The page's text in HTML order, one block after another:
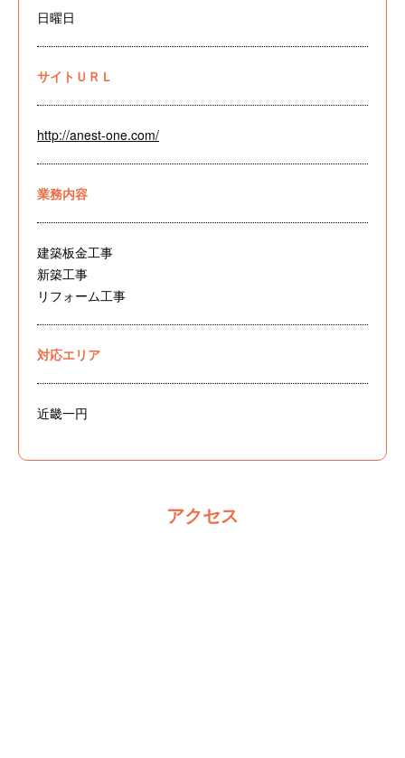
日曜日
サイトＵＲＬ
http://anest-one.com/
業務内容
建築板金工事
新築工事
リフォーム工事
対応エリア
近畿一円
アクセス